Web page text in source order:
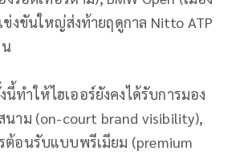
งขันใหญ่ส่งท้ายฤดูกาล Nitto ATP
ทำให้ไฮเออร์ยังคงได้รับการมอง
นาม (on-court brand visibility),
ต้อนรับแบบพรีเมียม (premium